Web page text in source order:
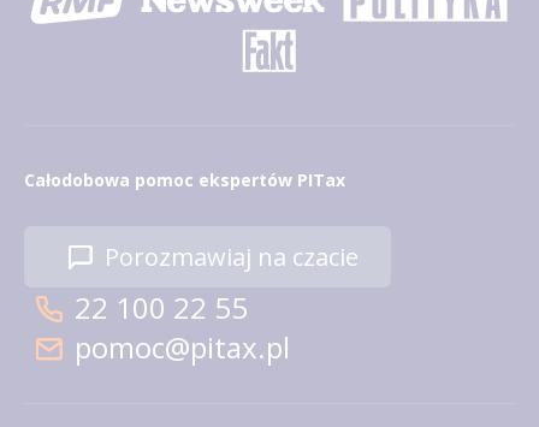
Całodobowa pomoc ekspertów PITax
Porozmawiaj na czacie
22 100 22 55
pomoc@pitax.pl